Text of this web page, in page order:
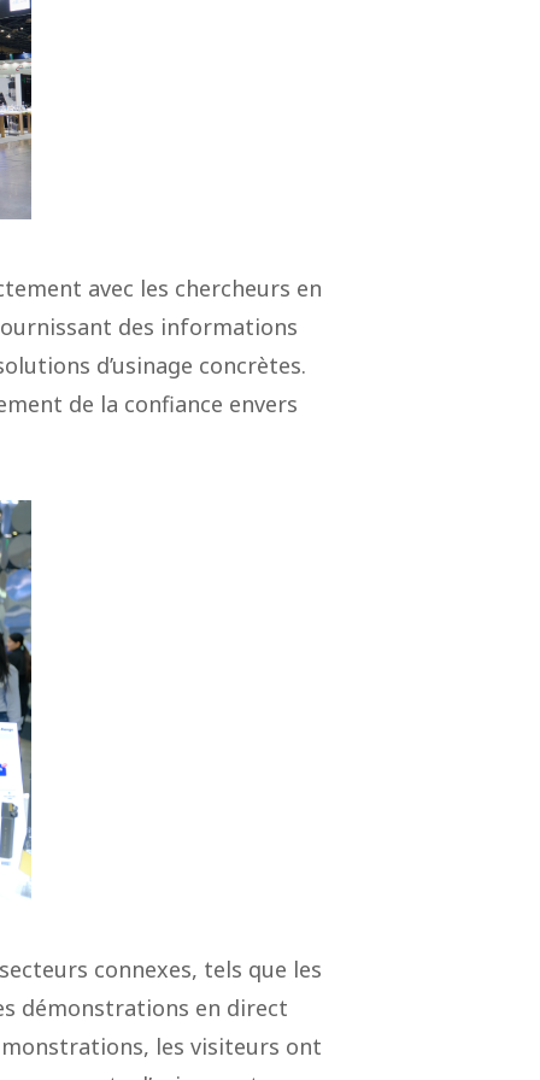
avec les chercheurs en
des informations
d’usinage concrètes.
de la confiance envers
connexes, tels que les
démonstrations en direct
les visiteurs ont